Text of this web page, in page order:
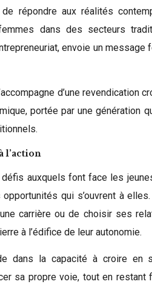
répondre aux réalités
dans des secteurs
envoie un
d’une revendication
portée par une génération
l’action
défis auxquels font face les
qui s’ouvrent à
carrière ou de choisir ses
à l’édifice de leur autonomie.
dans la capacité à croire en
sa propre voie, tout en restant